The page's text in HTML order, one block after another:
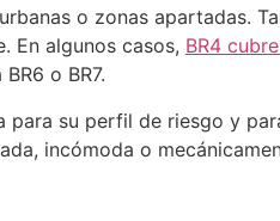
o zonas apartadas.
En algunos casos, BR4
o BR7.
para su perfil de riesgo y
incómoda o